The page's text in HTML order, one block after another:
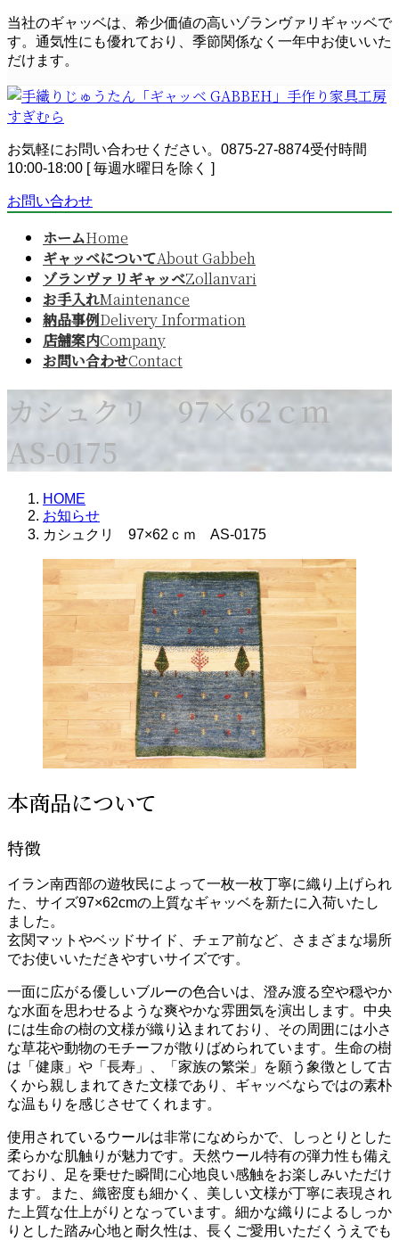
コ
ン
テ
ツ
へ
キ
ッ
ナ
ビ
ゲ
シ
ョ
に
移
当社のギャッベは、希少価値の高いゾランヴァリギャッベで
す。通気性にも優れており、季節関係なく一年中お使いいた
だけます。
お気軽にお問い合わせください。 0875-27-8874受付時間
10:00-18:00 [ 毎週水曜日を除く ]
お問い合わせ
ホームHome
ギャッベについてAbout Gabbeh
ゾランヴァリギャッベZollanvari
お手入れMaintenance
納品事例Delivery Information
店舗案内Company
お問い合わせContact
カシュクリ 97×62ｃｍ
AS-0175
HOME
お知らせ
カシュクリ 97×62ｃｍ AS-0175
本商品について
特徴
イラン南西部の遊牧民によって一枚一枚丁寧に織り上げられ
た、サイズ97×62cmの上質なギャッベを新たに入荷いたし
ました。
玄関マットやベッドサイド、チェア前など、さまざまな場所
でお使いいただきやすいサイズです。
一面に広がる優しいブルーの色合いは、澄み渡る空や穏やか
な水面を思わせるような爽やかな雰囲気を演出します。中央
には生命の樹の文様が織り込まれており、その周囲には小さ
な草花や動物のモチーフが散りばめられています。生命の樹
は「健康」や「長寿」、「家族の繁栄」を願う象徴として古
くから親しまれてきた文様であり、ギャッベならではの素朴
な温もりを感じさせてくれます。
使用されているウールは非常になめらかで、しっとりとした
柔らかな肌触りが魅力です。天然ウール特有の弾力性も備え
ており、足を乗せた瞬間に心地良い感触をお楽しみいただけ
ます。また、織密度も細かく、美しい文様が丁寧に表現され
た上質な仕上がりとなっています。細かな織りによるしっか
りとした踏み心地と耐久性は、長くご愛用いただくうえでも